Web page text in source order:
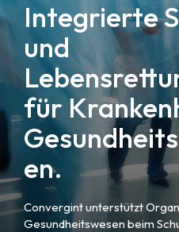
Integrierte
und
für
en.
Convergint unterstützt
Gesundheitswesen beim